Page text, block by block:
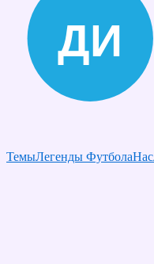
ТемыЛегенды Футбола